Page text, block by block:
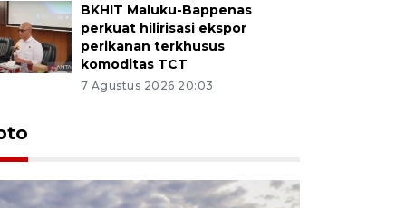
BKHIT Maluku-Bappenas
perkuat hilirisasi ekspor
perikanan terkhusus
komoditas TCT
7 Agustus 2026 20:03